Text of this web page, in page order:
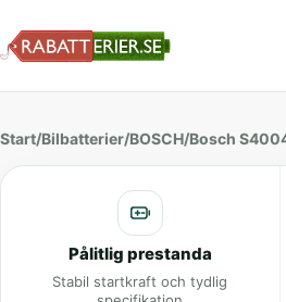
Start/Bilbatterier/BOSCH/Bosch
Pålitlig prestanda
Stabil startkraft och tydlig